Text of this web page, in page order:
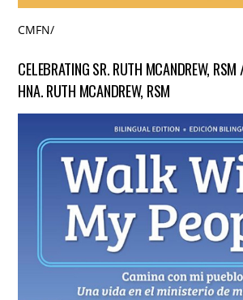
CMFN/
CELEBRATING SR. RUTH MCANDREW,
HNA. RUTH MCANDREW, RSM